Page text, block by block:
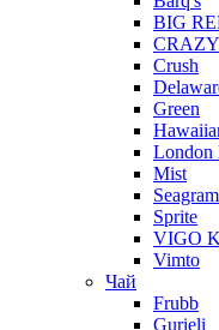
BIG
Crush
Green
London
Mist
Sprite
VIGO
Vimto
Чай
Frubb
Gurieli